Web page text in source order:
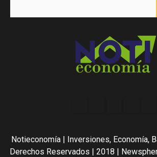
Noti-
economía
Notieconomía | Inversiones, Economía,
Derechos Reservados | 2018 |